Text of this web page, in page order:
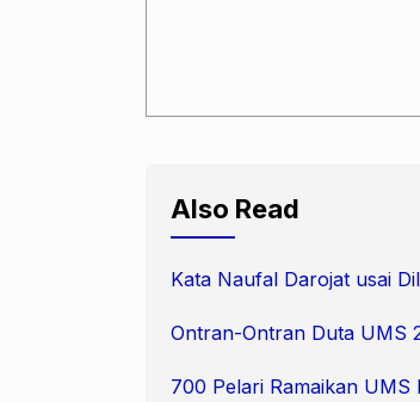
Also Read
Kata Naufal Darojat usai
Ontran-Ontran Duta UMS
700 Pelari Ramaikan UMS